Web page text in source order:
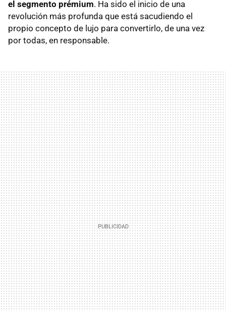
el segmento prémium. Ha sido el inicio de una
revolución más profunda que está sacudiendo el
propio concepto de lujo para convertirlo, de una vez
por todas, en responsable.